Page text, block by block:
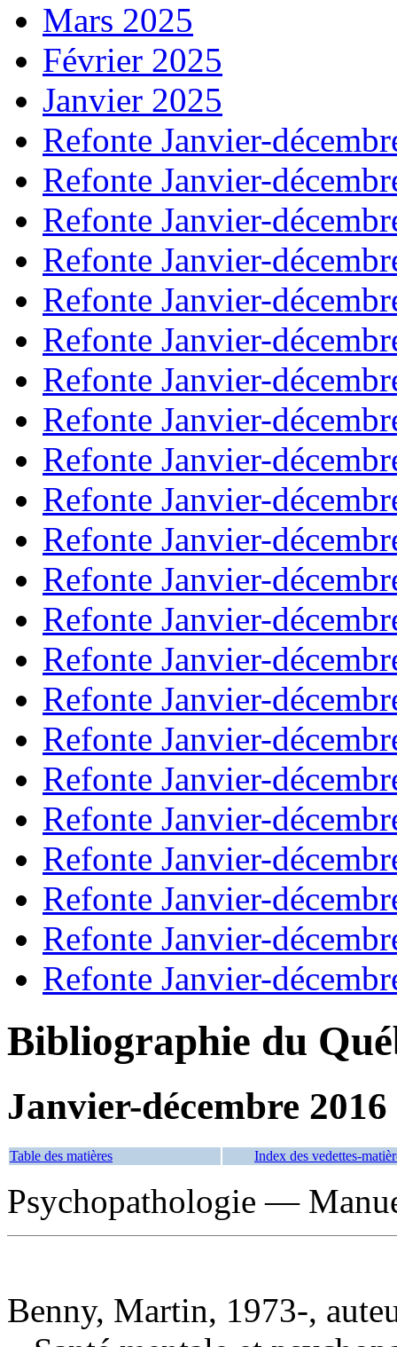
Mars 2025
Février 2025
Janvier 2025
Refonte Janvier-
Refonte Janvier-
Refonte Janvier-
Refonte Janvier-
Refonte Janvier-
Refonte Janvier-
Refonte Janvier-
Refonte Janvier-
Refonte Janvier-
Refonte Janvier-
Refonte Janvier-
Refonte Janvier-
Refonte Janvier-
Refonte Janvier-
Refonte Janvier-
Refonte Janvier-
Refonte Janvier-
Refonte Janvier-
Refonte Janvier-
Refonte Janvier-
Refonte Janvier-
Refonte Janvier-
Bibliographie du
Janvier-décembre 2016
Table des matières Index des vedettes-
Psychopathologie —
Benny, Martin, 1973-,